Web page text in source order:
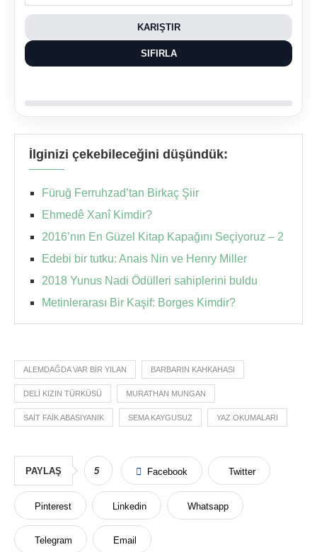
KARIŞTIR
SIFIRLA
İlginizi çekebileceğini düşündük:
Füruğ Ferruhzad’tan Birkaç Şiir
Ehmedê Xanî Kimdir?
2016’nın En Güzel Kitap Kapağını Seçiyoruz – 2
Edebi bir tutku: Anais Nin ve Henry Miller
2018 Yunus Nadi Ödülleri sahiplerini buldu
Metinlerarası Bir Kaşif: Borges Kimdir?
ALEMDAĞDA VAR BIR YILAN BARBARIN KAHKAHASI
DELI KIZIN TÜRKÜSÜ MURATHAN MUNGAN
SAIT FAIK ABASIYANIK SEMA KAYGUSUZ YAZ OKUMALARI
PAYLAŞ 5 Facebook Twitter
Pinterest Linkedin Whatsapp
Telegram Email